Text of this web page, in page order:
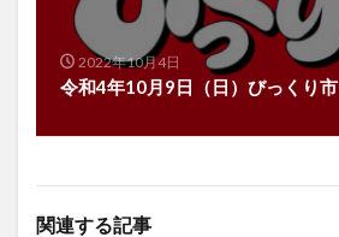
2022年10月4日
令和4年10月9日（日）びっくり市
関連する記事